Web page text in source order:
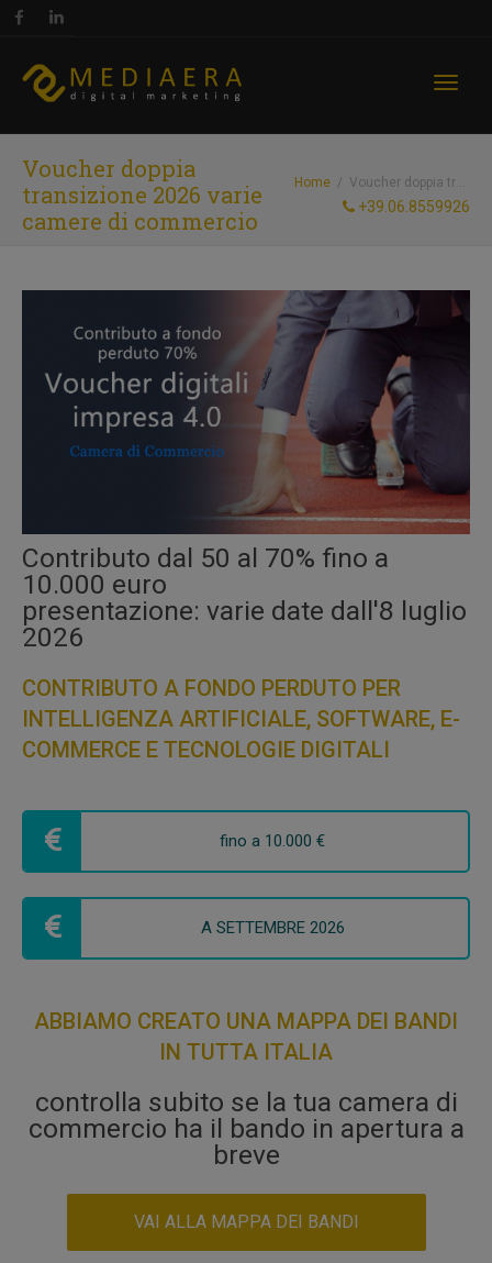
Voucher doppia
transizione 2026 varie
camere di commercio
Home Voucher doppia transizione 2026 varie camere di commercio
+39.06.8559926
Contributo dal 50 al 70% fino a
10.000 euro
presentazione: varie date dall'8 luglio
2026
CONTRIBUTO A FONDO PERDUTO PER
INTELLIGENZA ARTIFICIALE, SOFTWARE, E-
COMMERCE E TECNOLOGIE DIGITALI
fino a 10.000 €
A SETTEMBRE 2026
ABBIAMO CREATO UNA MAPPA DEI BANDI
IN TUTTA ITALIA
controlla subito se la tua camera di
commercio ha il bando in apertura a
breve
VAI ALLA MAPPA DEI BANDI